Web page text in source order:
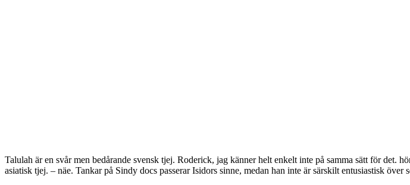
Talulah är en svår men bedårande svensk tjej. Roderick, jag känner helt enkelt inte på samma sätt för
asiatisk tjej. – näe. Tankar på Sindy docs passerar Isidors sinne, medan han inte är särskilt entusiastisk över